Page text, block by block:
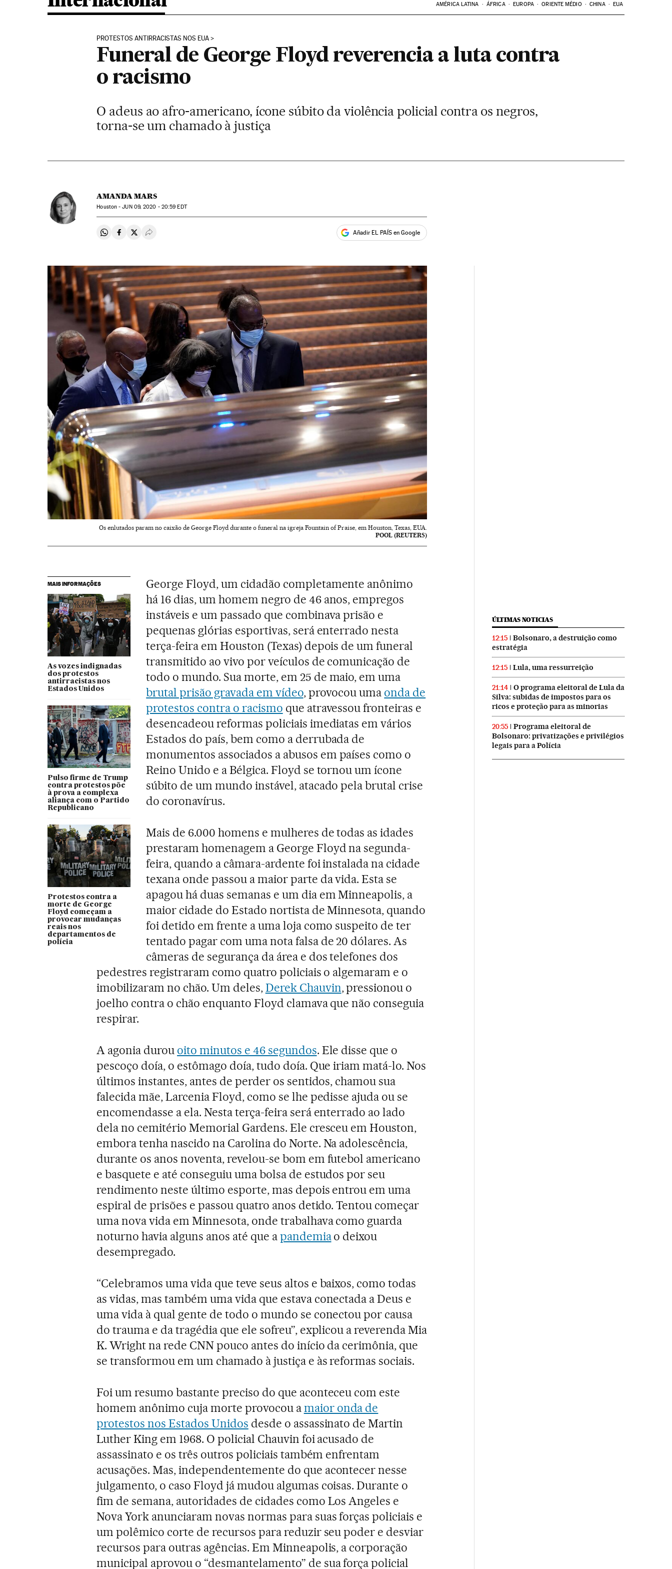
AMÉRICA LATINA ÁFRICA EUROPA ORIENTE MÉDIO CHINA EUA
PROTESTOS ANTIRRACISTAS NOS EUA
Funeral de George Floyd reverencia a luta contra
o racismo
O adeus ao afro-americano, ícone súbito da violência policial contra os negros,
torna-se um chamado à justiça
AMANDA MARS
Houston -JUN09, 2020 - 20:59 EDT
Compartir en Whatsapp
Compartir en Facebook
Compartir en Twitter
Desplegar Redes Sociales Añadir EL PAÍS en Google
Os enlutados param no caixão de George Floyd durante o funeral na igreja Fountain of Praise, em Houston, Texas, EUA.
POOL (REUTERS)
MAIS INFORMAÇÕES
As vozes indignadas
dos protestos
antirracistas nos
Estados Unidos
Pulso firme de Trump
contra protestos põe
à prova a complexa
aliança com o Partido
Republicano
Protestos contra a
morte de George
Floyd começam a
provocar mudanças
reais nos
departamentos de
polícia
George Floyd, um cidadão completamente anônimo
há 16 dias, um homem negro de 46 anos, empregos
instáveis e um passado que combinava prisão e
pequenas glórias esportivas, será enterrado nesta
terça-feira em Houston (Texas) depois de um funeral
transmitido ao vivo por veículos de comunicação de
todo o mundo. Sua morte, em 25 de maio, em uma
brutal prisão gravada em vídeo, provocou uma onda de
protestos contra o racismo que atravessou fronteiras e
desencadeou reformas policiais imediatas em vários
Estados do país, bem como a derrubada de
monumentos associados a abusos em países como o
Reino Unido e a Bélgica. Floyd se tornou um ícone
súbito de um mundo instável, atacado pela brutal crise
do coronavírus.
Mais de 6.000 homens e mulheres de todas as idades
prestaram homenagem a George Floyd na segunda-
feira, quando a câmara-ardente foi instalada na cidade
texana onde passou a maior parte da vida. Esta se
apagou há duas semanas e um dia em Minneapolis, a
maior cidade do Estado nortista de Minnesota, quando
foi detido em frente a uma loja como suspeito de ter
tentado pagar com uma nota falsa de 20 dólares. As
câmeras de segurança da área e dos telefones dos
pedestres registraram como quatro policiais o algemaram e o
imobilizaram no chão. Um deles,Derek Chauvin, pressionou o
joelho contra o chão enquanto Floyd clamava que não conseguia
respirar.
A agonia durou oito minutos e 46 segundos. Ele disse que o
pescoço doía, o estômago doía, tudo doía. Que iriam matá-lo. Nos
últimos instantes, antes de perder os sentidos, chamou sua
falecida mãe, Larcenia Floyd, como se lhe pedisse ajuda ou se
encomendasse a ela. Nesta terça-feira será enterrado ao lado
dela no cemitério Memorial Gardens. Ele cresceu em Houston,
embora tenha nascido na Carolina do Norte. Na adolescência,
durante os anos noventa, revelou-se bom em futebol americano
e basquete e até conseguiu uma bolsa de estudos por seu
rendimento neste último esporte, mas depois entrou em uma
espiral de prisões e passou quatro anos detido. Tentou começar
uma nova vida em Minnesota, onde trabalhava como guarda
noturno havia alguns anos até que apandemiao deixou
desempregado.
“Celebramos uma vida que teve seus altos e baixos, como todas
as vidas, mas também uma vida que estava conectada a Deus e
uma vida à qual gente de todo o mundo se conectou por causa
do trauma e da tragédia que ele sofreu”, explicou a reverenda Mia
K. Wright na rede CNN pouco antes do início da cerimônia, que
se transformou em um chamado à justiça e às reformas sociais.
Foi um resumo bastante preciso do que aconteceu com este
homem anônimo cuja morte provocou amaior onda de
protestos nos Estados Unidos desde o assassinato de Martin
Luther King em 1968. O policial Chauvin foi acusado de
assassinato e os três outros policiais também enfrentam
acusações. Mas, independentemente do que acontecer nesse
julgamento, o caso Floyd já mudou algumas coisas. Durante o
fim de semana, autoridades de cidades como Los Angeles e
Nova York anunciaram novas normas para suas forças policiais e
um polêmico corte de recursos para reduzir seu poder e desviar
recursos para outras agências. Em Minneapolis, a corporação
municipal aprovou o “desmantelamento” de sua força policial
ÚLTIMAS NOTICIAS
12:15
Bolsonaro, a destruição como
estratégia
12:15 Lula, uma ressurreição
21:14
O programa eleitoral de Lula da
Silva: subidas de impostos para os
ricos e proteção para as minorias
20:55
Programa eleitoral de
Bolsonaro: privatizações e privilégios
legais para a Polícia